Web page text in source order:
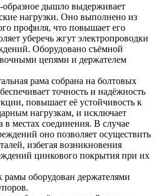
дышло выдерживает
нагрузки. Оно выполнено из
профиля, что повышает его
уберечь жгут электропроводки
Оборудовано съёмной
цепями и держателем
рама собрана на болтовых
точность и надёжность
повышает её устойчивость к
нагрузкам, и исключает
в местах соединения. В случае
оно позволяет осуществить
избегая возникновения
цинкового покрытия при их
оборудован держателями